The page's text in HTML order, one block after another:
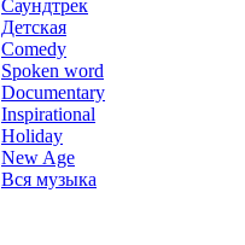
Саундтрек
Детская
Comedy
Spoken word
Documentary
Inspirational
Holiday
New Age
Вся музыка